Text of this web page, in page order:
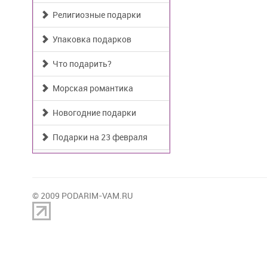
Религиозные подарки
Упаковка подарков
Что подарить?
Морская романтика
Новогодние подарки
Подарки на 23 февраля
© 2009 PODARIM-VAM.RU